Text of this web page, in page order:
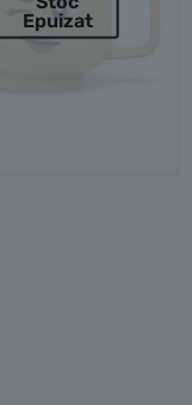
Epuizat